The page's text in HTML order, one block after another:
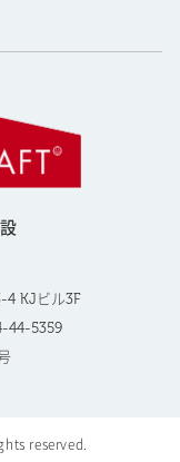
4 KJビル3F
44-5359
reserved.